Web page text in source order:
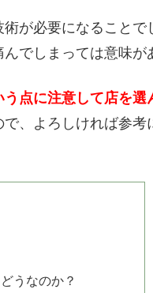
が必要になることで
でしまっては意味が
点に注意して店を選
、よろしければ参考
うなのか？